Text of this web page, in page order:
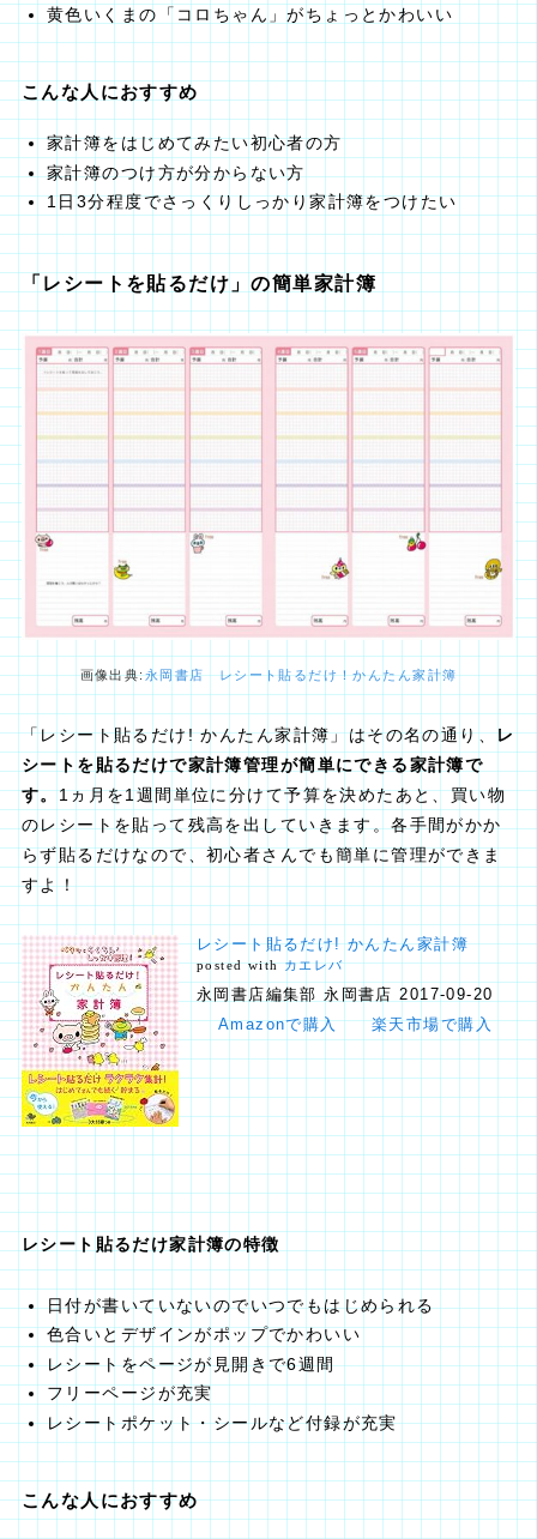
黄色いくまの「コロちゃん」がちょっとかわいい
こんな人におすすめ
家計簿をはじめてみたい初心者の方
家計簿のつけ方が分からない方
1日3分程度でさっくりしっかり家計簿をつけたい
「レシートを貼るだけ」の簡単家計簿
画像出典:永岡書店 レシート貼るだけ！かんたん家計簿
「レシート貼るだけ! かんたん家計簿」はその名の通り、レ
シートを貼るだけで家計簿管理が簡単にできる家計簿で
す。1ヵ月を1週間単位に分けて予算を決めたあと、買い物
のレシートを貼って残高を出していきます。各手間がかか
らず貼るだけなので、初心者さんでも簡単に管理ができま
すよ！
レシート貼るだけ! かんたん家計簿
posted withカエレバ
永岡書店編集部 永岡書店 2017-09-20
Amazonで購入
楽天市場で購入
レシート貼るだけ家計簿の特徴
日付が書いていないのでいつでもはじめられる
色合いとデザインがポップでかわいい
レシートをページが見開きで6週間
フリーページが充実
レシートポケット・シールなど付録が充実
こんな人におすすめ